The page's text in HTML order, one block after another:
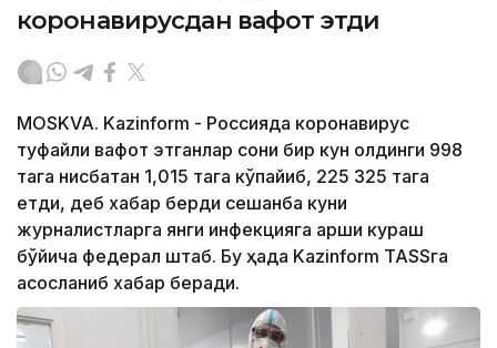
коронавирусдан вафот этди
MOSKVA. Kazinform - Россияда коронавирус
туфайли вафот этганлар сони бир кун олдинги 998
тага нисбатан 1,015 тага кўпайиб, 225 325 тага
етди, деб хабар берди сешанба куни
журналистларга янги инфекцияга қарши кураш
бўйича федерал штаб. Бу ҳақда Kazinform TASSга
асосланиб хабар беради.